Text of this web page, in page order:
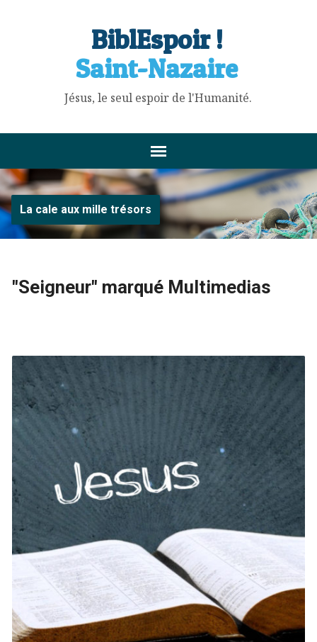
BiblEspoir !
Saint-Nazaire
Jésus, le seul espoir de l'Humanité.
La cale aux mille trésors
"Seigneur" marqué Multimedias